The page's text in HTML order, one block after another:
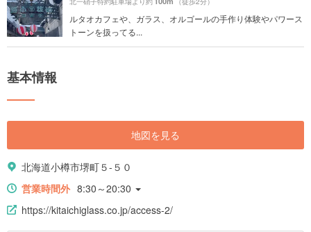
ルタオカフェや、ガラス、オルゴールの手作り体験やパワース
トーンを扱ってる...
基本情報
地図を見る
北海道小樽市堺町５-５０
営業時間外 8:30～20:30
https://kitaichiglass.co.jp/access-2/